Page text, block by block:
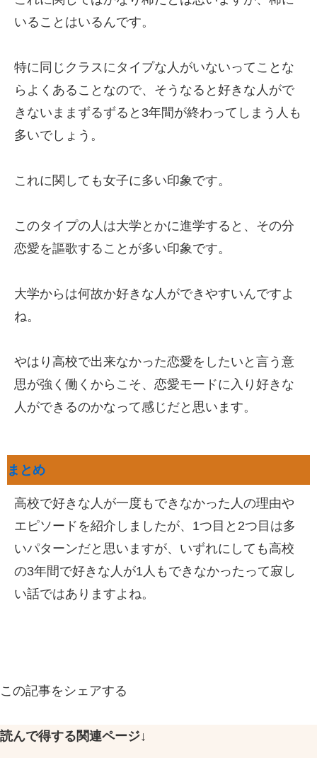
いることはいるんです。
特に同じクラスにタイプな人がいないってことな
らよくあることなので、そうなると好きな人がで
きないままずるずると3年間が終わってしまう人も
多いでしょう。
これに関しても女子に多い印象です。
このタイプの人は大学とかに進学すると、その分
恋愛を謳歌することが多い印象です。
大学からは何故か好きな人ができやすいんですよ
ね。
やはり高校で出来なかった恋愛をしたいと言う意
思が強く働くからこそ、恋愛モードに入り好きな
人ができるのかなって感じだと思います。
まとめ
高校で好きな人が一度もできなかった人の理由や
エピソードを紹介しましたが、1つ目と2つ目は多
いパターンだと思いますが、いずれにしても高校
の3年間で好きな人が1人もできなかったって寂し
い話ではありますよね。
この記事をシェアする
読んで得する関連ページ↓